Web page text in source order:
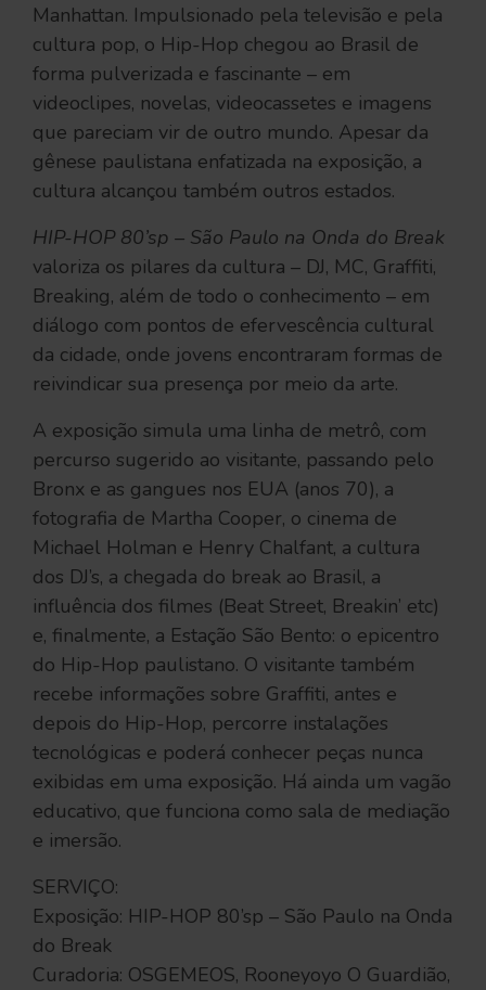
Manhattan. Impulsionado pela televisão e pela
cultura pop, o Hip-Hop chegou ao Brasil de
forma pulverizada e fascinante – em
videoclipes, novelas, videocassetes e imagens
que pareciam vir de outro mundo. Apesar da
gênese paulistana enfatizada na exposição, a
cultura alcançou também outros estados.
HIP-HOP 80’sp – São Paulo na Onda do Break
valoriza os pilares da cultura – DJ, MC, Graffiti,
Breaking, além de todo o conhecimento – em
diálogo com pontos de efervescência cultural
da cidade, onde jovens encontraram formas de
reivindicar sua presença por meio da arte.
A exposição simula uma linha de metrô, com
percurso sugerido ao visitante, passando pelo
Bronx e as gangues nos EUA (anos 70), a
fotografia de Martha Cooper, o cinema de
Michael Holman e Henry Chalfant, a cultura
dos DJ’s, a chegada do break ao Brasil, a
influência dos filmes (Beat Street, Breakin’ etc)
e, finalmente, a Estação São Bento: o epicentro
do Hip-Hop paulistano. O visitante também
recebe informações sobre Graffiti, antes e
depois do Hip-Hop, percorre instalações
tecnológicas e poderá conhecer peças nunca
exibidas em uma exposição. Há ainda um vagão
educativo, que funciona como sala de mediação
e imersão.
SERVIÇO:
Exposição: HIP-HOP 80’sp – São Paulo na Onda
do Break
Curadoria: OSGEMEOS, Rooneyoyo O Guardião,